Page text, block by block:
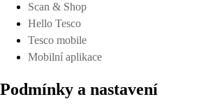
Scan & Shop
Hello Tesco
Tesco mobile
Mobilní aplikace
Podmínky a nastavení